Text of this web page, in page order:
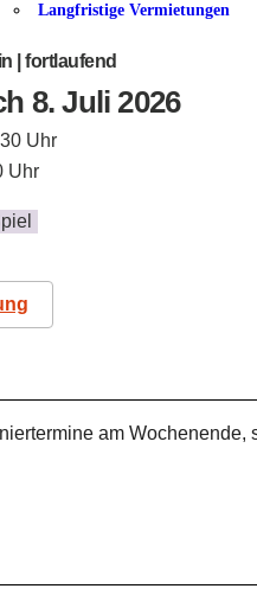
Langfristige Vermietungen
| fortlaufend
8. Juli 2026
Uhr
Uhr
am